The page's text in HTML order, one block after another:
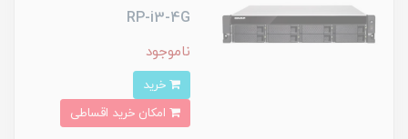
RP-i3-4G
ناموجود